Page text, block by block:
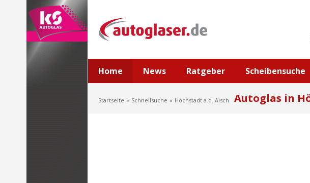
Home News Ratgeber Scheibensuche
Startseite Schnellsuche Höchstadt a.d. Aisch Autoglas in